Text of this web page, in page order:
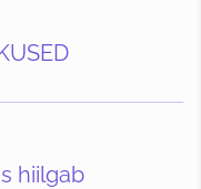
hiilgab